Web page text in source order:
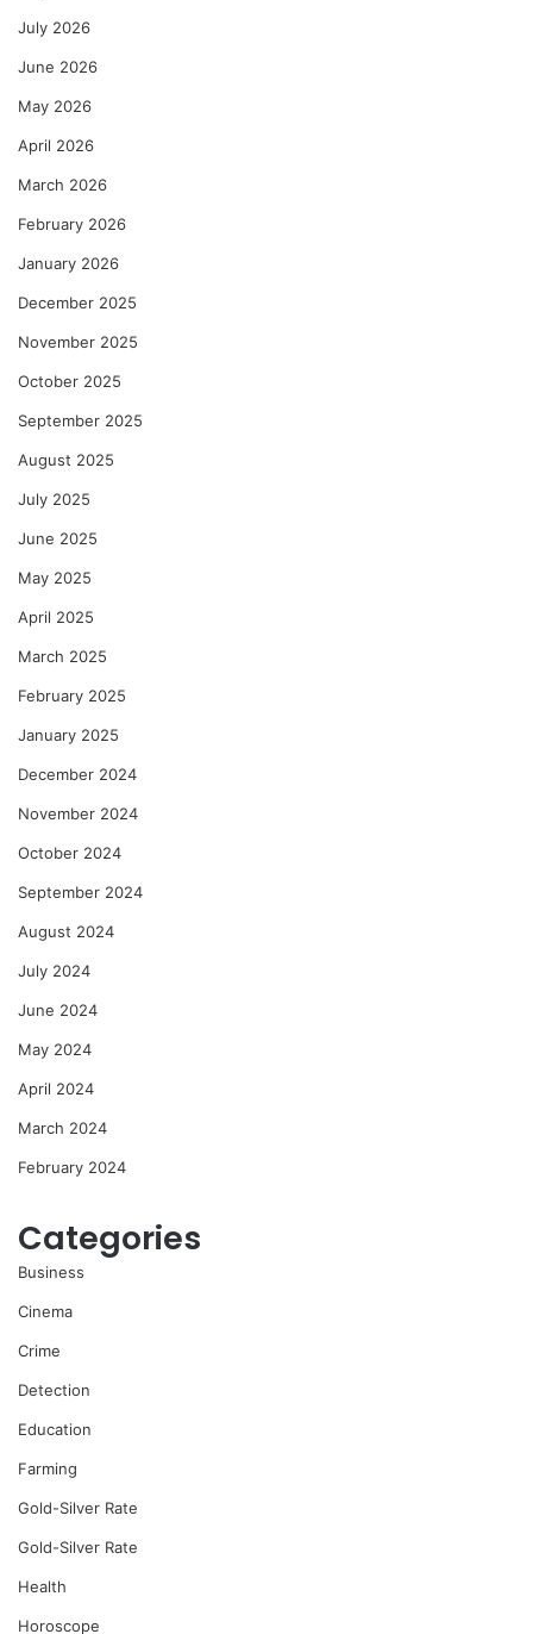
July 2026
June 2026
May 2026
April 2026
March 2026
February 2026
January 2026
December 2025
November 2025
October 2025
September 2025
August 2025
July 2025
June 2025
May 2025
April 2025
March 2025
February 2025
January 2025
December 2024
November 2024
October 2024
September 2024
August 2024
July 2024
June 2024
May 2024
April 2024
March 2024
February 2024
Categories
Business
Cinema
Crime
Detection
Education
Farming
Gold-Silver Rate
Gold-Silver Rate
Health
Horoscope